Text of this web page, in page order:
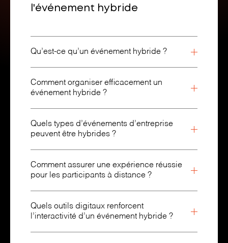
l'événement hybride
Qu’est-ce qu’un événement hybride ?
Comment organiser efficacement un
événement hybride ?
Quels types d’événements d’entreprise
peuvent être hybrides ?
Comment assurer une expérience réussie
pour les participants à distance ?
Quels outils digitaux renforcent
l’interactivité d’un événement hybride ?